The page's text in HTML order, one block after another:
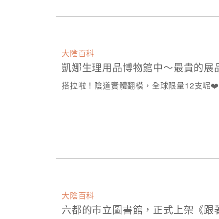
大陰百科
凱娜生理用品博物館中～最貴的展
搭拉啦！陰道實體翻模，全球限量12支呢❤️
大陰百科
六都的市立圖書館，正式上架《跟